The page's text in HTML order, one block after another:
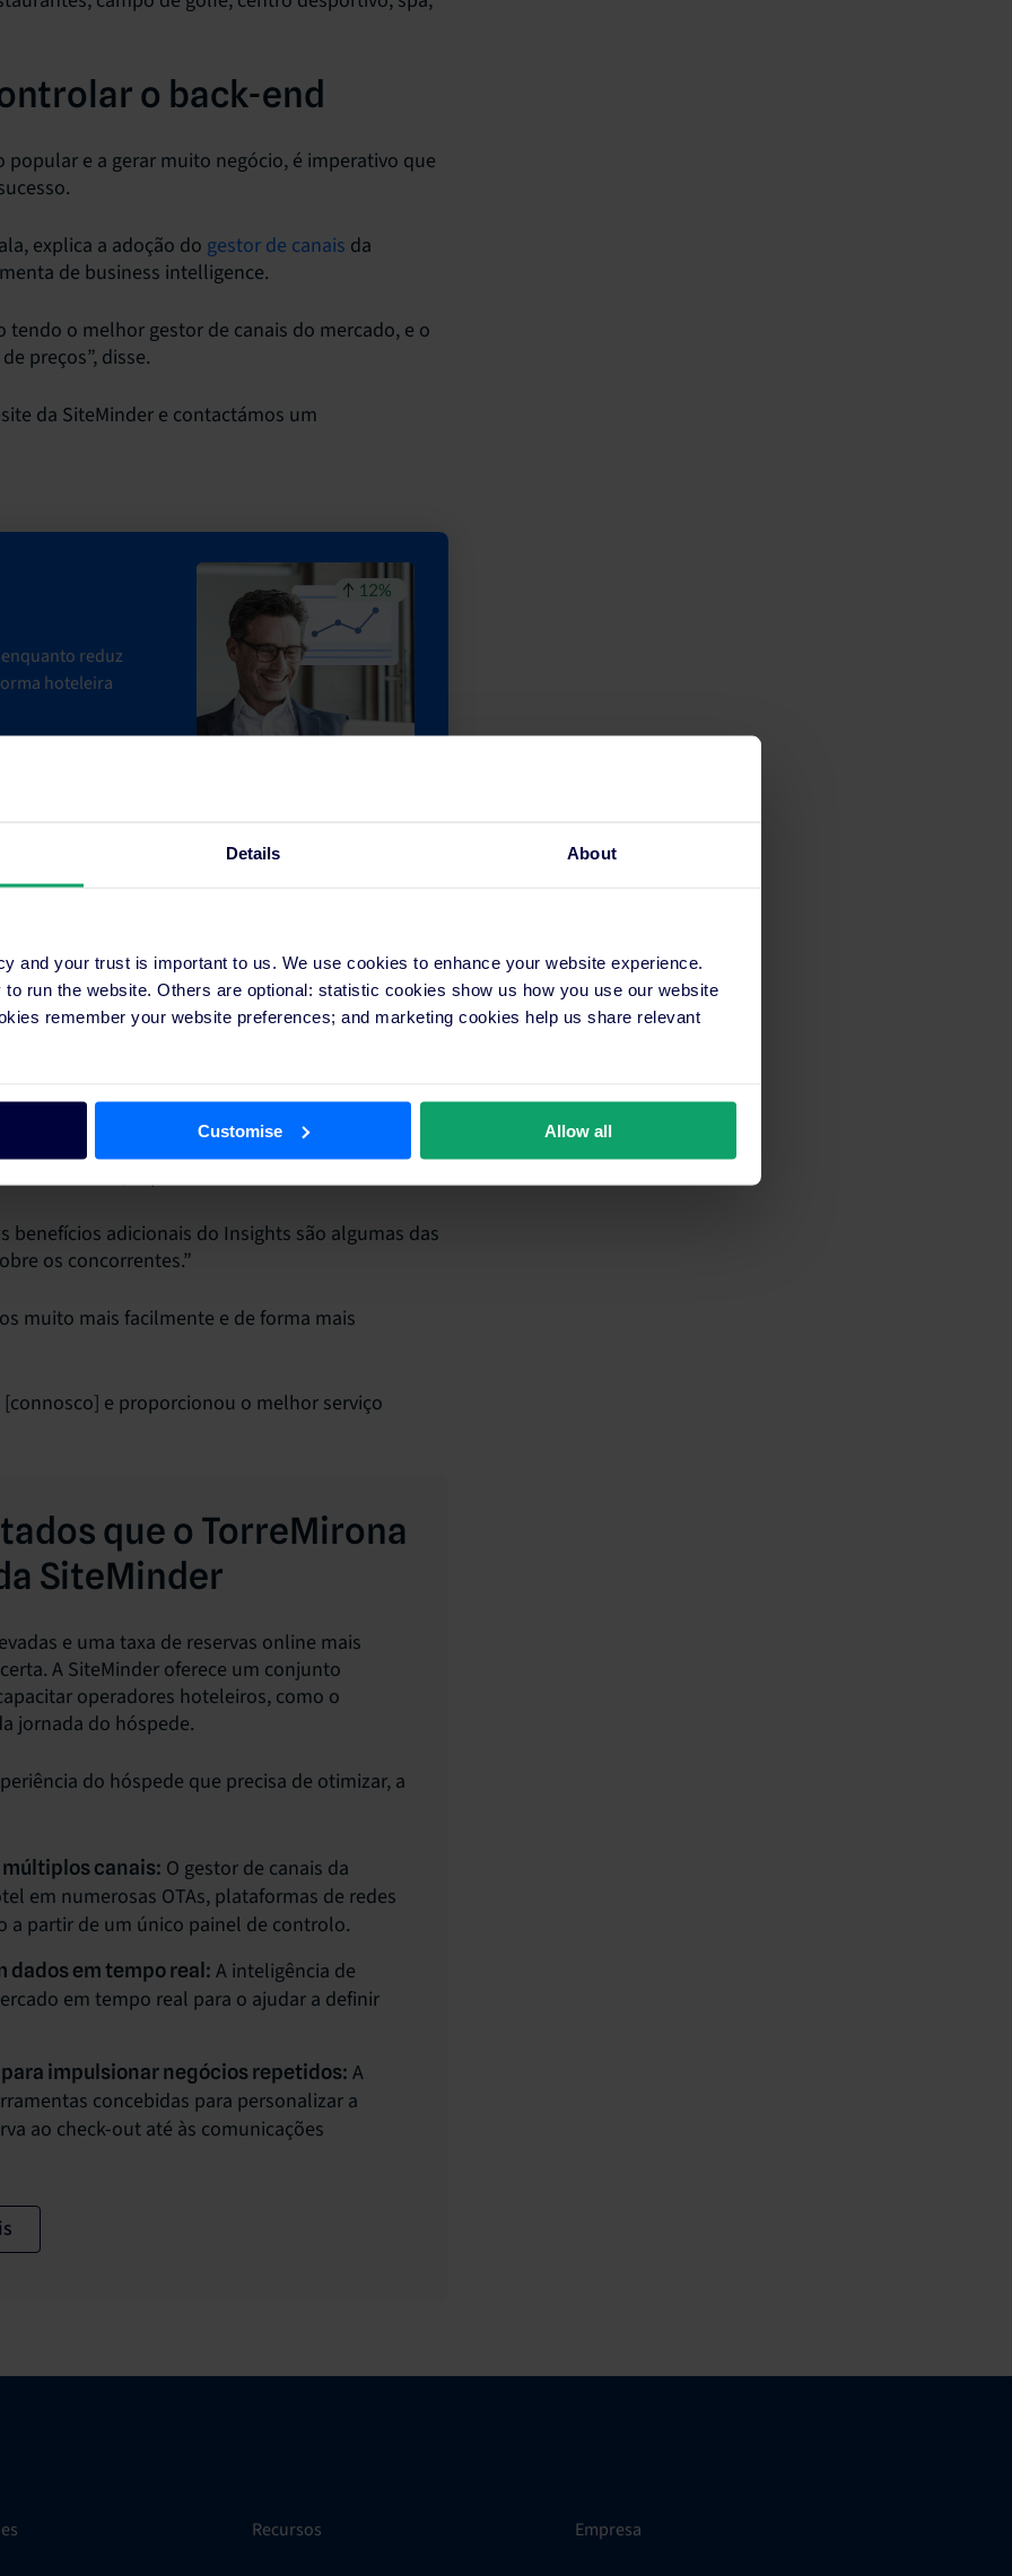
Details About
and your trust is important to us. We use cookies to enhance your website experience.
run the website. Others are optional: statistic cookies show us how you use our website
remember your website preferences; and marketing cookies help us share relevant
Customise Allow all
o back-end
e a gerar muito negócio, é imperativo que
explica a adoção do gestor de canais da
de business intelligence.
tendo o melhor gestor de canais do mercado, e o
preços”, disse.
da SiteMinder e contactámos um
reduz
hoteleira
foi como navegar em
estava a funcionar com sucesso, a
uma questão de configurar o nosso inventário e
explicou.
benefícios adicionais do Insights são algumas das
os concorrentes.”
muito mais facilmente e de forma mais
e proporcionou o melhor serviço
que o TorreMirona
SiteMinder
e uma taxa de reservas online mais
A SiteMinder oferece um conjunto
operadores hoteleiros, como o
jornada do hóspede.
do hóspede que precisa de otimizar, a
canais: O gestor de canais da
em numerosas OTAs, plataformas de redes
a partir de um único painel de controlo.
dados em tempo real: A inteligência de
em tempo real para o ajudar a definir
impulsionar negócios repetidos: A
concebidas para personalizar a
ao check-out até às comunicações
Recursos Empresa